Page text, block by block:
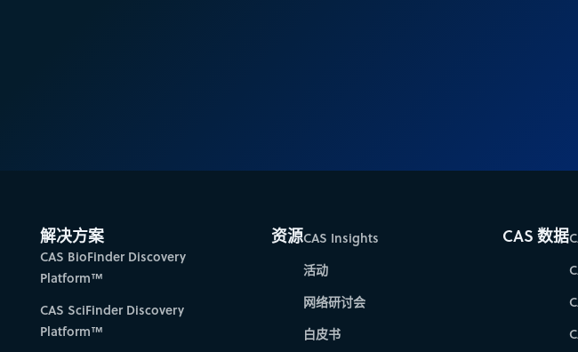
解决方案
CAS BioFinder Discovery
Platform™
CAS SciFinder Discovery
Platform™
资源CAS Insights
活动
网络研讨会
白皮书
CAS 数据